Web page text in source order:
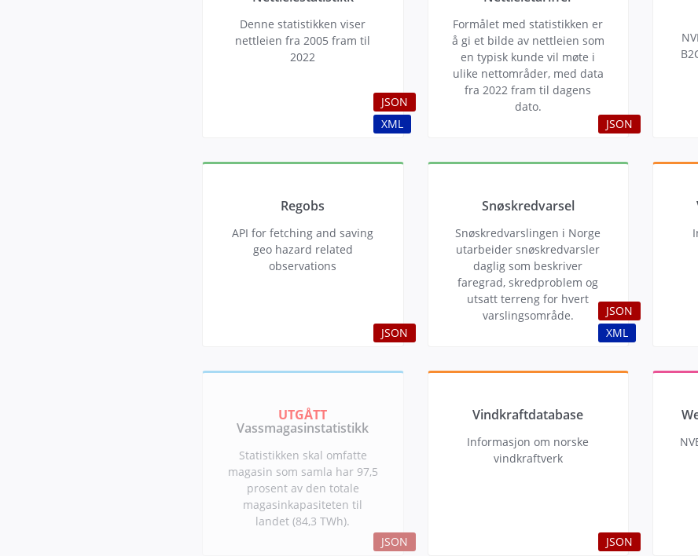
JSON
XML
Denne statistikken viser
nettleien fra 2005 fram til
2022
JSON
Formålet med statistikken er
å gi et bilde av nettleien som
en typisk kunde vil møte i
ulike nettområder, med data
fra 2022 fram til dagens
dato.
JSON
Regobs
API for fetching and saving
geo hazard related
observations
JSON
XML
Snøskredvarsel
Snøskredvarslingen i Norge
utarbeider snøskredvarsler
daglig som beskriver
faregrad, skredproblem og
utsatt terreng for hvert
varslingsområde.
JSON
UTGÅTT
Vassmagasinstatistikk
Statistikken skal omfatte
magasin som samla har 97,5
prosent av den totale
magasinkapasiteten til
landet (84,3 TWh).
JSON
Vindkraftdatabase
Informasjon om norske
vindkraftverk